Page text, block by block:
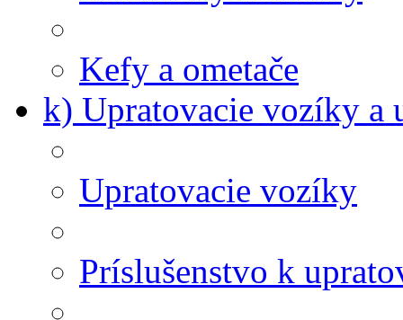
Kefy a ometače
k) Upratovacie vozíky a
Upratovacie vozíky
Príslušenstvo k